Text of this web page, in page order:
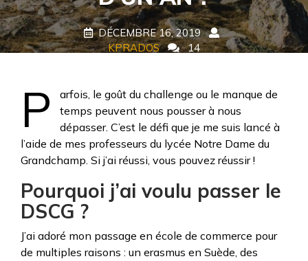
DÉCEMBRE 16, 2019
KPRADOS
14
P
arfois, le goût du challenge ou le manque de
temps peuvent nous pousser à nous
dépasser. C’est le défi que je me suis lancé à
l’aide de mes professeurs du lycée Notre Dame du
Grandchamp. Si j’ai réussi, vous pouvez réussir !
Pourquoi j’ai voulu passer le
DSCG ?
J’ai adoré mon passage en école de commerce pour
de multiples raisons : un erasmus en Suède, des